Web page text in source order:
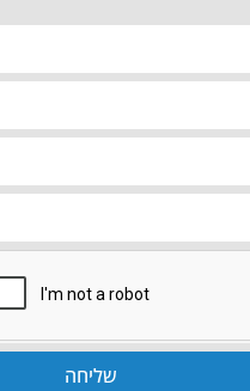
שליחה